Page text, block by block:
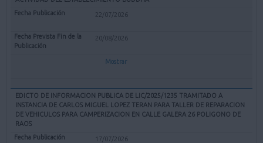
22/07/2026
20/08/2026
Mostrar
EDICTO DE INFORMACION PUBLICA DE LIC/2025/1235 TRAMITADO A
INSTANCIA DE CARLOS MIGUEL LOPEZ TERAN PARA TALLER DE REPARACION
DE VEHICULOS PARA CAMPERIZACION EN CALLE GALERA 26 POLIGONO DE
RAOS
17/07/2026